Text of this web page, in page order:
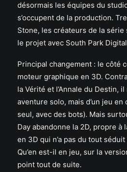
désormais les équipes du
s’occupent de la production.
Stone, les créateurs de la
le projet avec South Park
Principal changement : le côté
moteur graphique en 3D.
la Vérité et l’Annale du Destin, il
aventure solo, mais d’un jeu
seul, avec des bots). Mais
Day abandonne la 2D, propre à
en 3D qui n’a pas du tout
Qu’en est-il en jeu, sur la
point tout de suite.